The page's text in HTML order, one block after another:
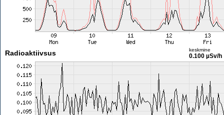
Radioaktiivsus keskmine
0.100 µSv/h